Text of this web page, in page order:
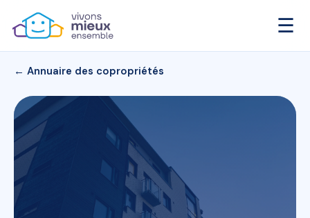
☰
← Annuaire des copropriétés